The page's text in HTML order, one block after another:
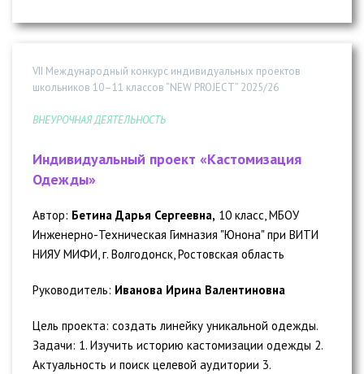
VII Международный конкурс индивидуальных проектов
школьников 10–11 классов “NEW PROJECT” 2025/26
ВНЕУРОЧНАЯ ДЕЯТЕЛЬНОСТЬ
Индивидуальный проект «Кастомизация
Одежды»
Автор: Бетина Дарья Сергеевна, 10 класс, МБОУ
Инженерно-Техническая Гимназия "Юнона" при ВИТИ
НИЯУ МИФИ, г. Волгодонск, Ростовская область
Руководитель: Иванова Ирина Валентиновна
Цель проекта: создать линейку уникальной одежды.
Задачи: 1. Изучить историю кастомизации одежды 2.
Актуальность и поиск целевой аудитории 3.